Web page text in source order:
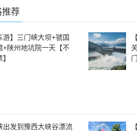
荐
游】三门峡大坝+虢国
+陕州地坑院一天【不
出发到豫西大峡谷漂流